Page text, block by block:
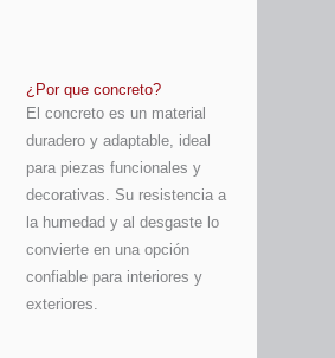
¿Por que concreto?
El concreto es un material
duradero y adaptable, ideal
para piezas funcionales y
decorativas. Su resistencia a
la humedad y al desgaste lo
convierte en una opción
confiable para interiores y
exteriores.